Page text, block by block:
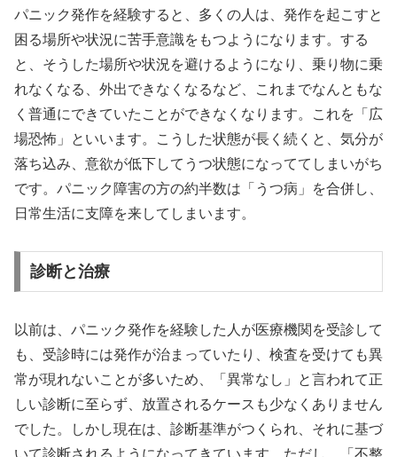
パニック発作を経験すると、多くの人は、発作を起こすと
困る場所や状況に苦手意識をもつようになります。する
と、そうした場所や状況を避けるようになり、乗り物に乗
れなくなる、外出できなくなるなど、これまでなんともな
く普通にできていたことができなくなります。これを「広
場恐怖」といいます。こうした状態が長く続くと、気分が
落ち込み、意欲が低下してうつ状態になっててしまいがち
です。パニック障害の方の約半数は「うつ病」を合併し、
日常生活に支障を来してしまいます。
診断と治療
以前は、パニック発作を経験した人が医療機関を受診して
も、受診時には発作が治まっていたり、検査を受けても異
常が現れないことが多いため、「異常なし」と言われて正
しい診断に至らず、放置されるケースも少なくありません
でした。しかし現在は、診断基準がつくられ、それに基づ